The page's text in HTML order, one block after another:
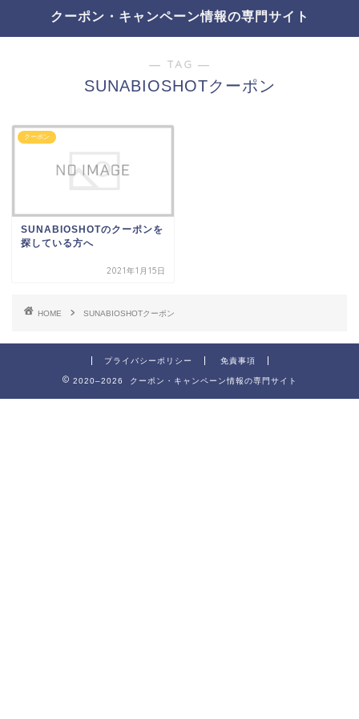
クーポン・キャンペーン情報の専門サイト
― TAG ―
SUNABIOSHOTクーポン
クーポン
SUNABIOSHOTのクーポンを
探している方へ
2021年1月15日
HOME SUNABIOSHOTクーポン
プライバシーポリシー 免責事項
2020–2026 クーポン・キャンペーン情報の専門サイト